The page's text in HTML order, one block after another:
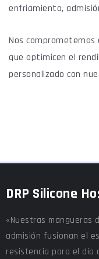
enfriamiento,
Nos
que optimicen el
personalizado con
DRP Silicone
«Nuestras mangueras
admisión fusionan el
resistencia para el día